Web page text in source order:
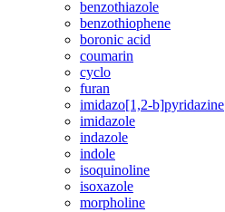
benzothiazole
benzothiophene
boronic acid
coumarin
cyclo
furan
imidazo[1,2-b]pyridazine
imidazole
indazole
indole
isoquinoline
isoxazole
morpholine